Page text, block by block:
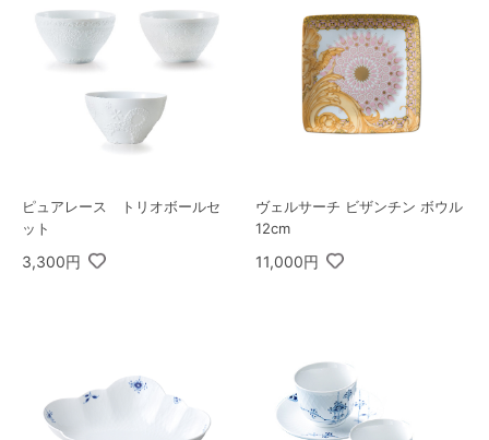
ピュアレース トリオボールセ
ット
3,300円
ヴェルサーチ ビザンチン ボウル
12cm
11,000円